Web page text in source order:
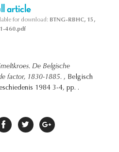
article
for download: BTNG-RBHC, 15,
460.pdf
De Belgische
factor, 1830-1885. , Belgisch
1984 3-4, pp. .